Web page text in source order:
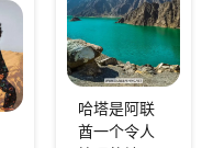
哈塔是阿联
酋一个令人